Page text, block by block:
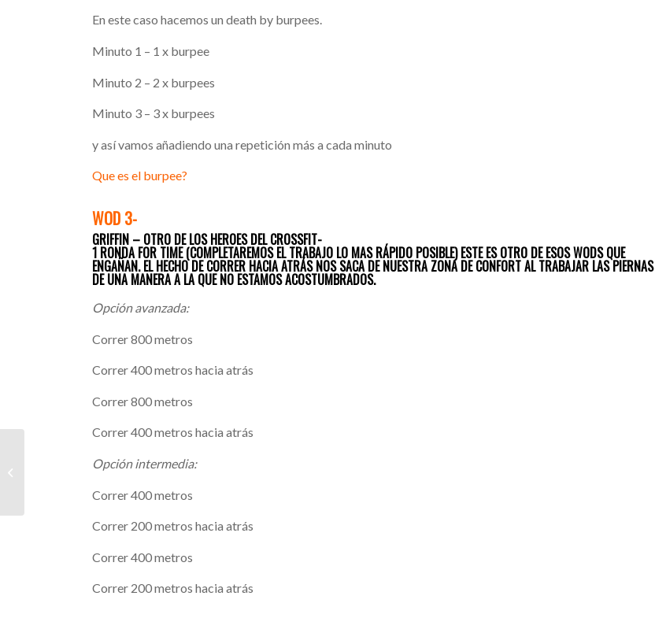
En este caso hacemos un death by burpees.
Minuto 1 – 1 x burpee
Minuto 2 – 2 x burpees
Minuto 3 – 3 x burpees
y así vamos añadiendo una repetición más a cada minuto
Que es el burpee?
WOD 3-
GRIFFIN – OTRO DE LOS HEROES DEL CROSSFIT-
1 RONDA FOR TIME (COMPLETAREMOS EL TRABAJO LO MAS RÁPIDO POSIBLE) ESTE ES OTRO DE ESOS WODS QUE
ENGAÑAN. EL HECHO DE CORRER HACIA ATRÁS NOS SACA DE NUESTRA ZONA DE CONFORT AL TRABAJAR LAS PIERNAS
DE UNA MANERA A LA QUE NO ESTAMOS ACOSTUMBRADOS.
Opción avanzada:
Correr 800 metros
Correr 400 metros hacia atrás
Correr 800 metros
Correr 400 metros hacia atrás
Opción intermedia:
Correr 400 metros
Correr 200 metros hacia atrás
Correr 400 metros
Correr 200 metros hacia atrás
Kudasai week 02-01-